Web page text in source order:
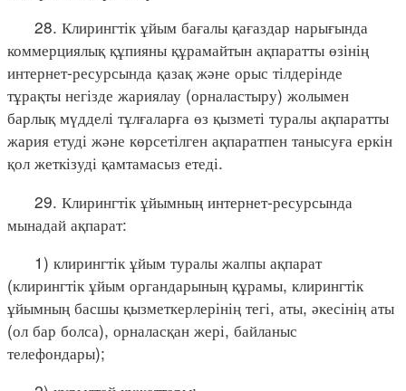
28. Клирингтік ұйым бағалы қағаздар нарығында
коммерциялық құпияны құрамайтын ақпаратты өзінің
интернет-ресурсында қазақ және орыс тілдерінде
тұрақты негізде жариялау (орналастыру) жолымен
барлық мүдделі тұлғаларға өз қызметі туралы ақпаратты
жария етуді және көрсетілген ақпаратпен танысуға еркін
қол жеткізуді қамтамасыз етеді.
29. Клирингтік ұйымның интернет-ресурсында
мынадай ақпарат:
1) клирингтік ұйым туралы жалпы ақпарат
(клирингтік ұйым органдарының құрамы, клирингтік
ұйымның басшы қызметкерлерінің тегі, аты, әкесінің аты
(ол бар болса), орналасқан жері, байланыс
телефондары);